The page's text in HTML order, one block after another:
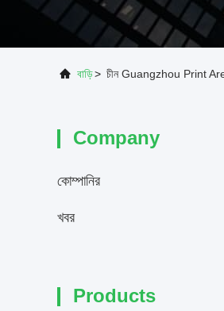
বাড়ি> চীন Guangzhou Print
Company
কোম্পানির
খবর
Products